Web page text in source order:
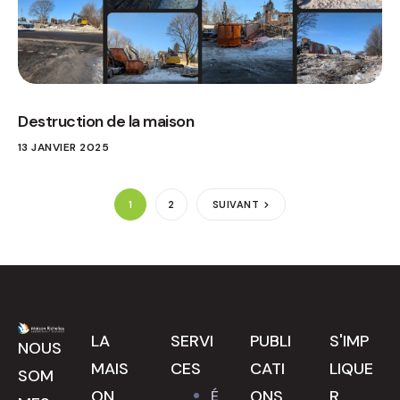
Destruction de la maison
13 JANVIER 2025
1 2 SUIVANT
NOUS
SOM
LA
MAIS
SERVI
CES
É
PUBLI
CATI
S'IMP
LIQUE